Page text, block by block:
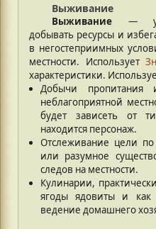
Выживание
Выживание —
добывать ресурсы и
в негостеприимных
местности. Использует
характеристики.
Добычи
неблагоприятной
будет зависеть от
находится персонаж.
Отслеживание цели
или разумное
следов на местности.
Кулинарии,
ягоды ядовиты и как
ведение домашнего